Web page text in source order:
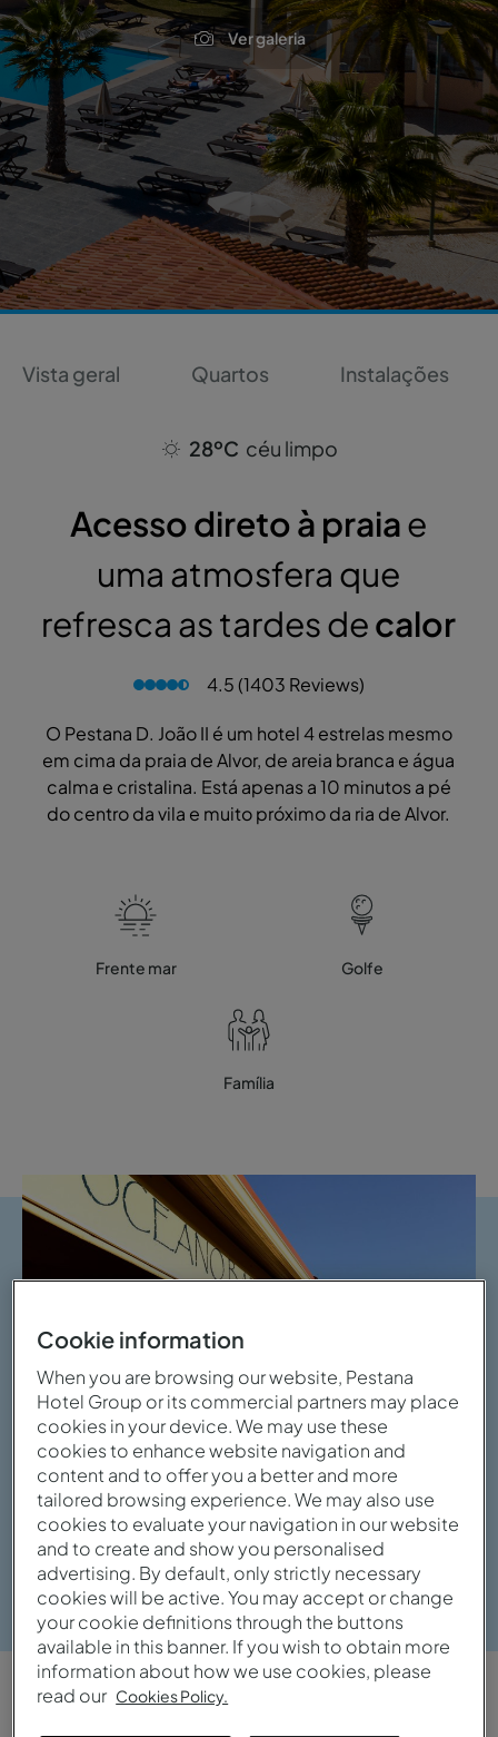
Ver galeria
Vista geral Quartos Instalações
28ºC céu limpo
Acesso direto à praiae
uma atmosfera que
refresca as tardes decalor
4.5 (1403 Reviews)
O Pestana D. João II é um hotel 4 estrelas mesmo
em cima da praia de Alvor, de areia branca e água
calma e cristalina. Está apenas a 10 minutos a pé
do centro da vila e muito próximo da ria de Alvor.
Frente mar Golfe
Família
Ver galeria
VISTA GERAL
Cookie information
When you are browsing our website, Pestana
Hotel Group or its commercial partners may place
cookies in your device. We may use these
cookies to enhance website navigation and
content and to offer you a better and more
tailored browsing experience. We may also use
cookies to evaluate your navigation in our website
and to create and show you personalised
advertising. By default, only strictly necessary
cookies will be active. You may accept or change
your cookie definitions through the buttons
available in this banner. If you wish to obtain more
information about how we use cookies, please
read our Cookies Policy.